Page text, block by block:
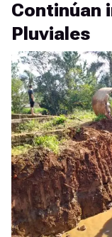
Continúan
Pluviales